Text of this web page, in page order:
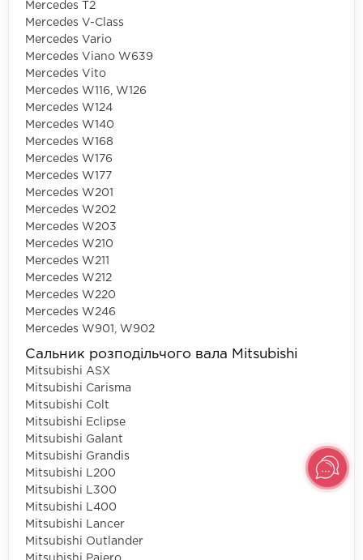
Mercedes T2
Mercedes V-Class
Mercedes Vario
Mercedes Viano W639
Mercedes Vito
Mercedes W116, W126
Mercedes W124
Mercedes W140
Mercedes W168
Mercedes W176
Mercedes W177
Mercedes W201
Mercedes W202
Mercedes W203
Mercedes W210
Mercedes W211
Mercedes W212
Mercedes W220
Mercedes W246
Mercedes W901, W902
Сальник розподільчого вала Mitsubishi
Mitsubishi ASX
Mitsubishi Carisma
Mitsubishi Colt
Mitsubishi Eclipse
Mitsubishi Galant
Mitsubishi Grandis
Mitsubishi L200
Mitsubishi L300
Mitsubishi L400
Mitsubishi Lancer
Mitsubishi Outlander